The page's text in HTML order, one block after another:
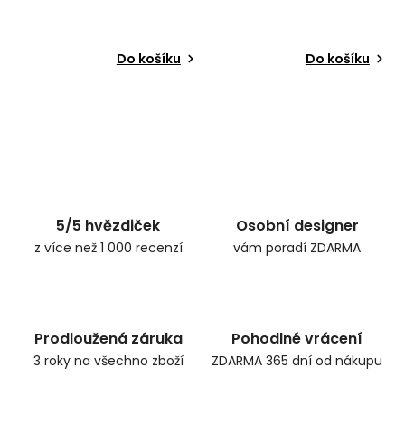
Do košíku Do košíku
5/5 hvězdiček
z více než 1 000 recenzí
Osobní designer
vám poradí ZDARMA
Prodloužená záruka
3 roky na všechno zboží
Pohodlné vrácení
ZDARMA 365 dní od nákupu